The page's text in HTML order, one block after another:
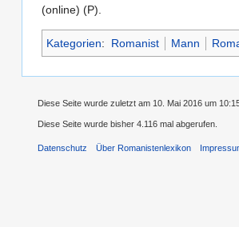
(online) (P).
Kategorien: Romanist Mann
Diese Seite wurde zuletzt am 10. Mai 2016 um
Diese Seite wurde bisher 4.116 mal abgerufen.
Datenschutz Über Romanistenlexikon